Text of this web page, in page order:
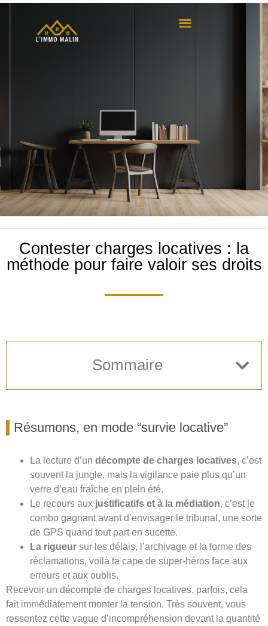
Contester charges locatives : la
méthode pour faire valoir ses droits
Sommaire
Résumons, en mode “survie locative”
La lecture d’un décompte de charges locatives, c’est
souvent la jungle, mais la vigilance paie plus qu’un
verre d’eau fraîche en plein été.
Le recours aux justificatifs et à la médiation, c’est le
combo gagnant avant d’envisager le tribunal, une sorte
de GPS quand tout part en sucette.
La rigueur sur les délais, l’archivage et la forme des
réclamations, voilà ta cape de super-héros face aux
erreurs et aux oublis.
Recevoir un décompte de charges locatives, parfois, cela
fait immédiatement monter la tension. Très souvent, vous
ressentez cette vague d’incompréhension devant la quantité